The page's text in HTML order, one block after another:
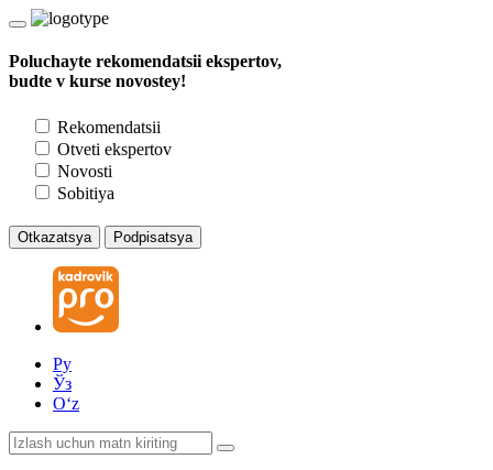
Poluchayte rekomendatsii ekspertov,
budte v kurse novostey!
Rekomendatsii
Otveti ekspertov
Novosti
Sobitiya
Otkazatsya Podpisatsya
Ру
Ўз
Oʻz